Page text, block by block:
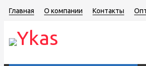
Главная О компании Контакты